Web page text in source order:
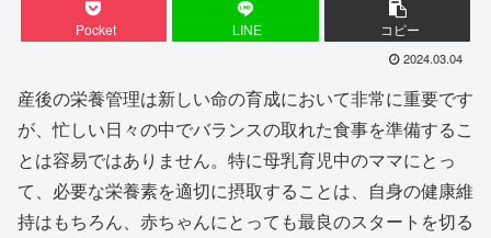
Pocket LINE コピー
2024.03.04
産後の栄養管理は新しい命の育成において非常に重要です
が、忙しい日々の中でバランスの取れた食事を準備するこ
とは容易ではありません。特に母乳育児中のママにとっ
て、必要な栄養素を適切に摂取することは、自身の健康維
持はもちろん、赤ちゃんにとっても最良のスタートを切る